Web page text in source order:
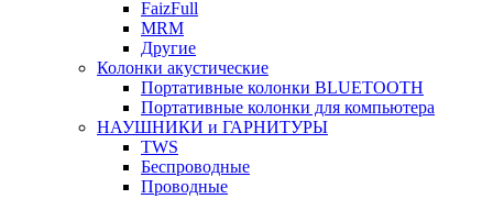
FaizFull
MRM
Другие
Колонки акустические
Портативные колонки BLUETOOTH
Портативные колонки для компьютера
НАУШНИКИ и ГАРНИТУРЫ
TWS
Беспроводные
Проводные